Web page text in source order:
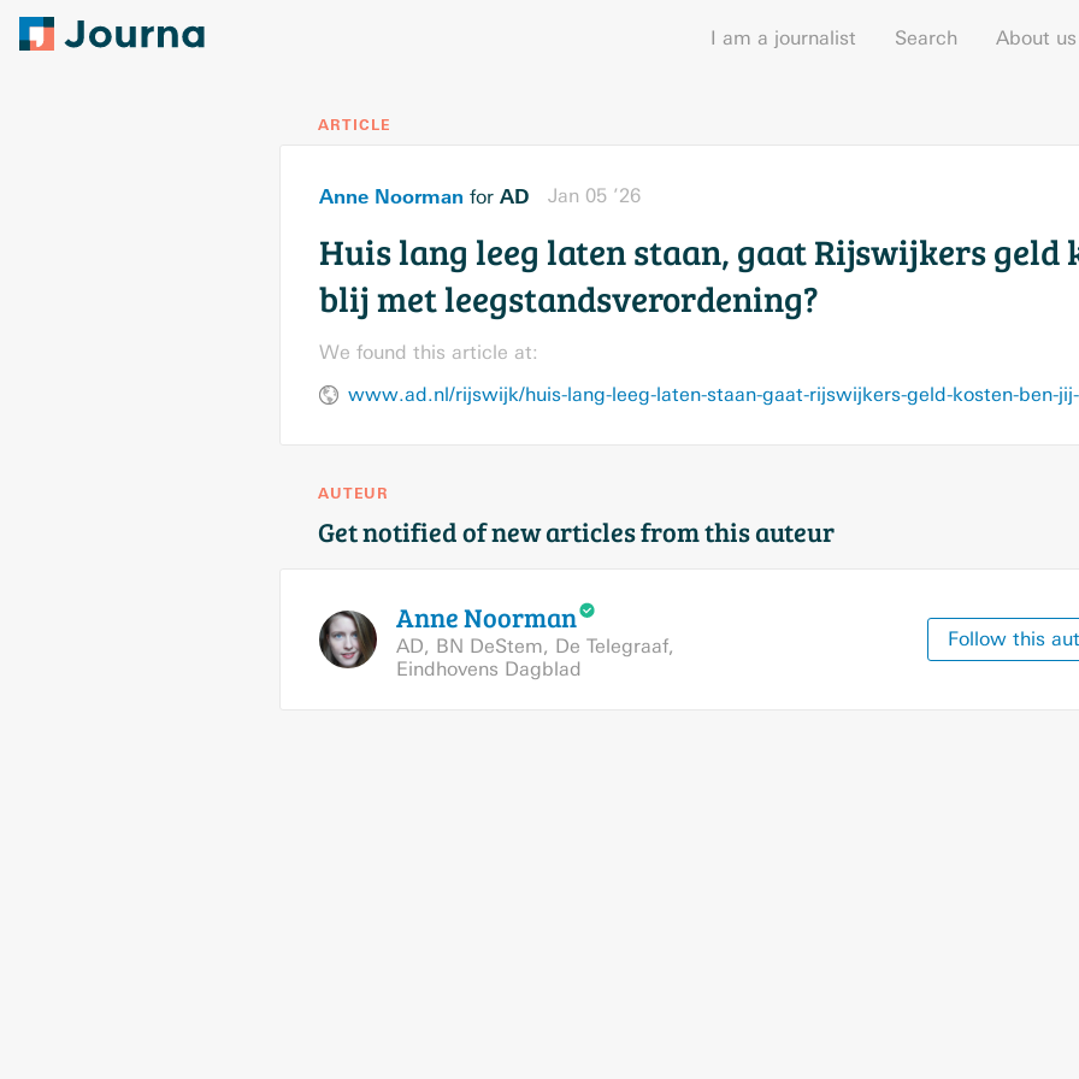
I am a journalist Search About us
ARTICLE
Anne Noorman for AD Jan 05 ’26
Huis lang leeg laten staan, gaat Rijswijkers geld
blij met leegstandsverordening?
We found this article at:
AUTEUR
Get notified of new articles from this auteur
AnneNoorman
AD, BN DeStem, De Telegraaf,
Eindhovens Dagblad
Follow this